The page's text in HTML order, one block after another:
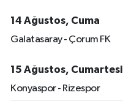
14 Ağustos, Cuma
Galatasaray - Çorum FK
15 Ağustos, Cumartesi
Konyaspor - Rizespor